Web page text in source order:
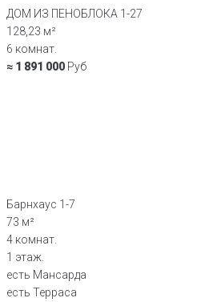
ДОМ ИЗ ПЕНОБЛОКА 1-27
128,23 м²
6 комнат.
≈ 1 891 000 Руб
Барнхаус 1-7
73 м²
4 комнат.
1 этаж.
есть Мансарда
есть Терраса